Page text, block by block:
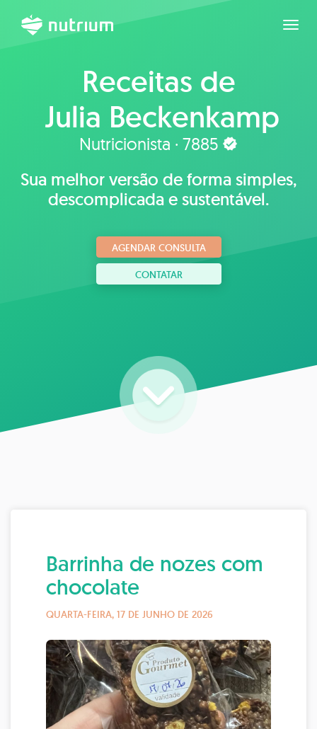
Receitas de
Julia Beckenkamp
Nutricionista · 7885
Sua melhor versão de forma simples,
descomplicada e sustentável.
AGENDAR CONSULTA
CONTATAR
Barrinha de nozes com
chocolate
QUARTA-FEIRA, 17 DE JUNHO DE 2026